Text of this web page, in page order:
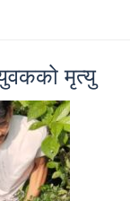
मृत्यु